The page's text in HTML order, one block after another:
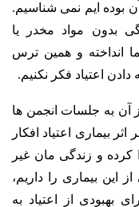
بوده ایم نمی شناسیم.
بدون مواد مخدر یا
انداخته و همین ترس
اعتیاد فکر نکنیم.
آن به جلسات انجمن ها
بیماری اعتیاد افکار
کرده و زندگی مان غیر
این بیماری را داریم،
بهبودی از اعتیاد به